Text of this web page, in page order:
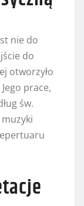
nie do
do
otworzyło
prace,
św.
muzyki